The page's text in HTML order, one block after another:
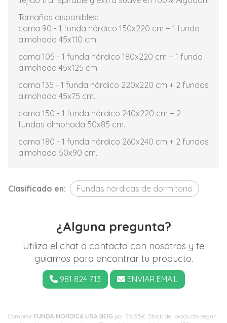
Comprar FUNDA NORDICA LISA BEIG por 39,95€ . Stock del producto según
Tamaños disponibles:
cama 90 - 1 funda nórdico 150x220 cm + 1 funda
almohada 45x110 cm.
cama 105 - 1 funda nórdico 180x220 cm + 1 funda
almohada 45x125 cm.
cama 135 - 1 funda nórdico 220x220 cm + 2 fundas
almohada 45x75 cm.
cama 150 - 1 funda nórdico 240x220 cm + 2
fundas almohada 50x85 cm.
cama 180 - 1 funda nórdico 260x240 cm + 2 fundas
almohada 50x90 cm.
Clasificado en: Fundas nórdicas de dormitorio
¿Alguna pregunta?
Utiliza el chat o contacta con nosotros y te
guiamos para encontrar tu producto.
981 824 713 ENVIAR EMAIL